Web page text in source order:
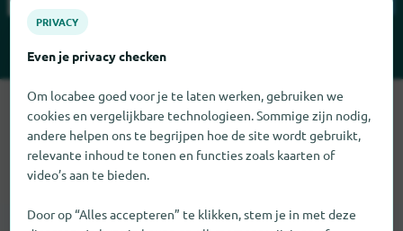
Sorry, we kunnen Gericom op dit moment niet vinden. Als u
weet waar Gericom te vinden is, zouden we het erg op prijs
stellen als u ons dat laat weten.
PRIVACY
Even je privacy checken
Om locabee goed voor je te laten werken, gebruiken we
cookies en vergelijkbare technologieen. Sommige zijn nodig,
andere helpen ons te begrijpen hoe de site wordt gebruikt,
relevante inhoud te tonen en functies zoals kaarten of
video’s aan te bieden.
Door op “Alles accepteren” te klikken, stem je in met deze